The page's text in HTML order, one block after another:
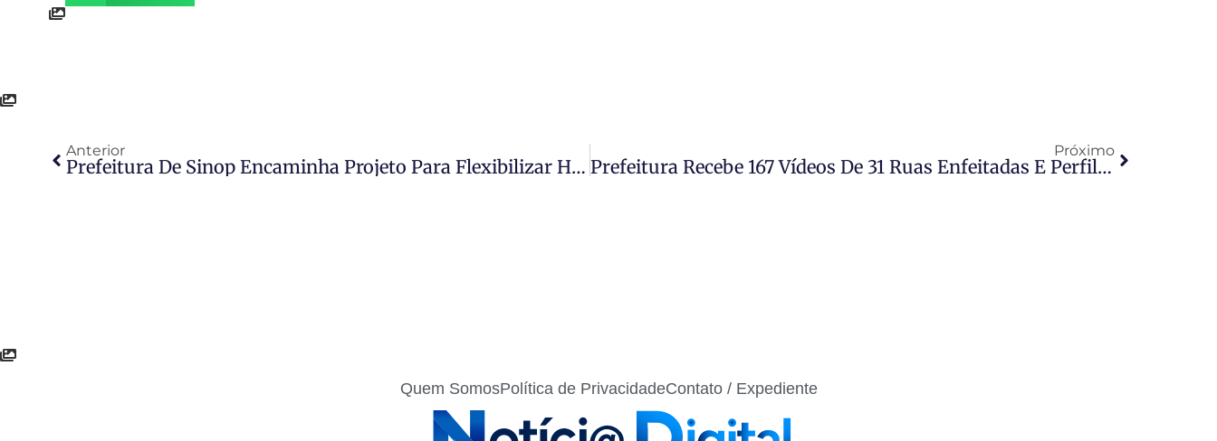
Anterior
Prefeitura De Sinop Encaminha Projeto Para Flexibilizar Hora-Atividade E Aprimorar Organização Do Trabalho Dos Professores Da Rede Municipal
Próximo
Prefeitura Recebe 167 Vídeos De 31 Ruas Enfeitadas E Perfil Já Ultrapassa 332 Mil Visualizações
Quem SomosPolítica de PrivacidadeContato / Expediente